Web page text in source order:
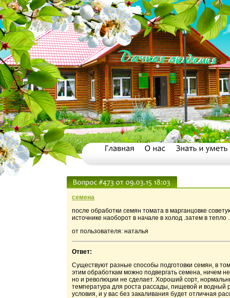
семена
после обработки семян томата в марганцовке
источнике наоборот в начале в холод .затем в тепло
от пользователя: наталья
Ответ:
Существуют разные способы подготовки семян, в
этим обработкам можно подвергать семена, ничем
но и революции не сделает. Хороший сорт,
температура для роста рассады, пищевой и водный
условия, и у вас без закаливания будет отличная